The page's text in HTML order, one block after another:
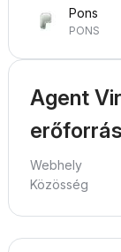
Pons
PONS
Agent
Webhely
Közösség